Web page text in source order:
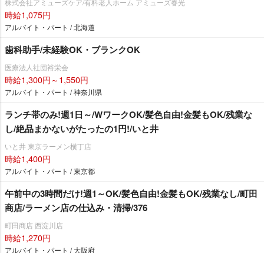
時給1,075円
アルバイト・パート / 北海道
歯科助手/未経験OK・ブランクOK
医療法人社団裕栄会
時給1,300円～1,550円
アルバイト・パート / 神奈川県
ランチ帯のみ!週1日～/WワークOK/髪色自由!金髪もOK/残業な
し/絶品まかないがたったの1円!/いと井
いと井 東京ラーメン横丁店
時給1,400円
アルバイト・パート / 東京都
午前中の3時間だけ!週1～OK/髪色自由!金髪もOK/残業なし/町田
商店/ラーメン店の仕込み・清掃/376
町田商店 西淀川店
時給1,270円
アルバイト・パート / 大阪府